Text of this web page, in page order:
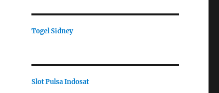
Togel Sidney
Slot Pulsa Indosat